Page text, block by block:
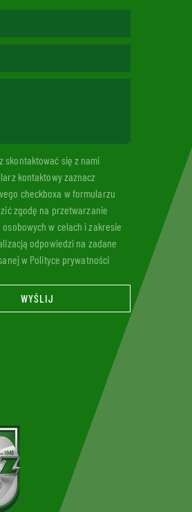
skontaktować się z nami
kontaktowy zaznacz
checkboxa w formularzu
zgodę na przetwarzanie
w celach i zakresie
odpowiedzi na zadane
w Polityce prywatności
WYŚLIJ